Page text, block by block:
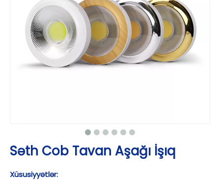
Səth Cob Tavan Aşağı İşıq
Xüsusiyyətlər: